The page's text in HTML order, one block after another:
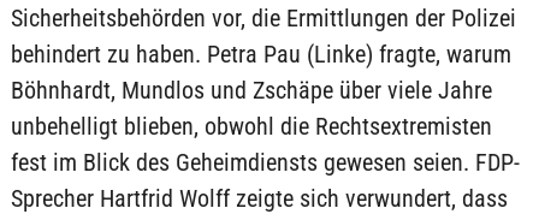
Sicherheitsbehörden vor, die Ermittlungen der Polizei
behindert zu haben. Petra Pau (Linke) fragte, warum
Böhnhardt, Mundlos und Zschäpe über viele Jahre
unbehelligt blieben, obwohl die Rechtsextremisten
fest im Blick des Geheimdiensts gewesen seien. FDP-
Sprecher Hartfrid Wolff zeigte sich verwundert, dass